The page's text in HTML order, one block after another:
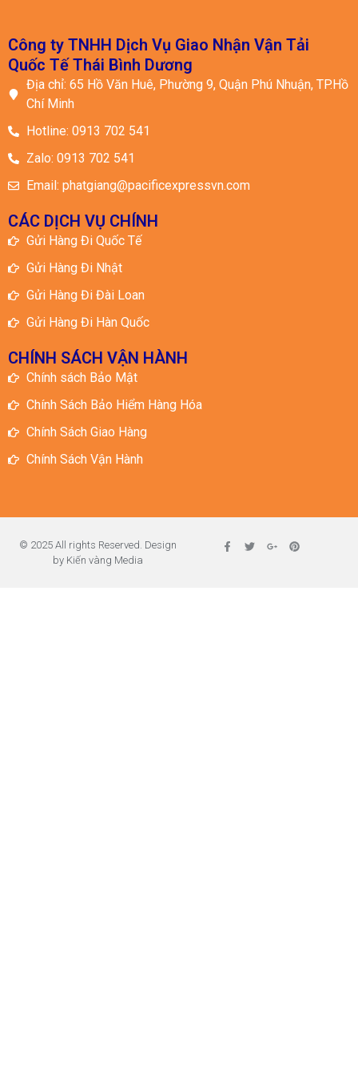
Công ty TNHH Dịch Vụ Giao Nhận Vận Tải
Quốc Tế Thái Bình Dương
Địa chỉ: 65 Hồ Văn Huê, Phường 9, Quận Phú Nhuận, TP.Hồ
Chí Minh
Hotline: 0913 702 541
Zalo: 0913 702 541
Email: phatgiang@pacificexpressvn.com
CÁC DỊCH VỤ CHÍNH
Gửi Hàng Đi Quốc Tế
Gửi Hàng Đi Nhật
Gửi Hàng Đi Đài Loan
Gửi Hàng Đi Hàn Quốc
CHÍNH SÁCH VẬN HÀNH
Chính sách Bảo Mật
Chính Sách Bảo Hiểm Hàng Hóa
Chính Sách Giao Hàng
Chính Sách Vận Hành
© 2025 All rights Reserved. Design
by Kiến vàng Media